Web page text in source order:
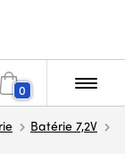
0
Batérie 7,2V